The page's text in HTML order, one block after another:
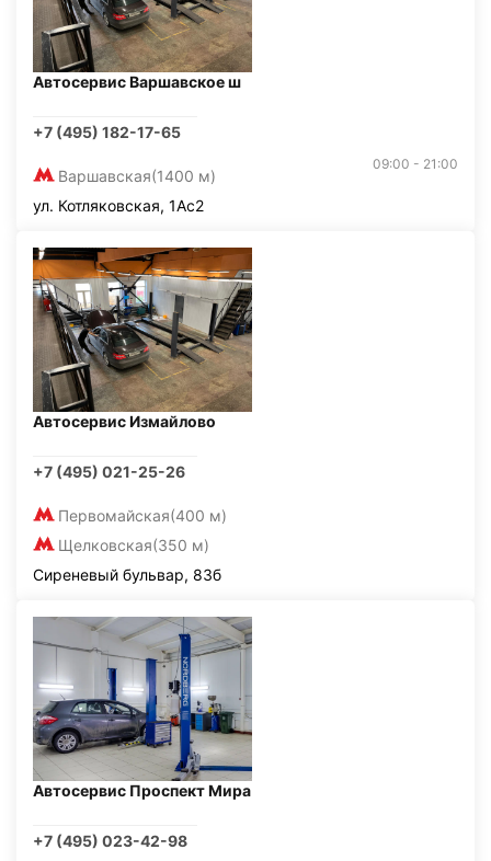
Автосервис Варшавское ш
+7 (495) 182-17-65
Варшавская(1400 м)
09:00 - 21:00
ул. Котляковская, 1Ас2
Автосервис Измайлово
+7 (495) 021-25-26
Первомайская(400 м)
Щелковская(350 м)
Сиреневый бульвар, 83б
Автосервис Проспект Мира
+7 (495) 023-42-98